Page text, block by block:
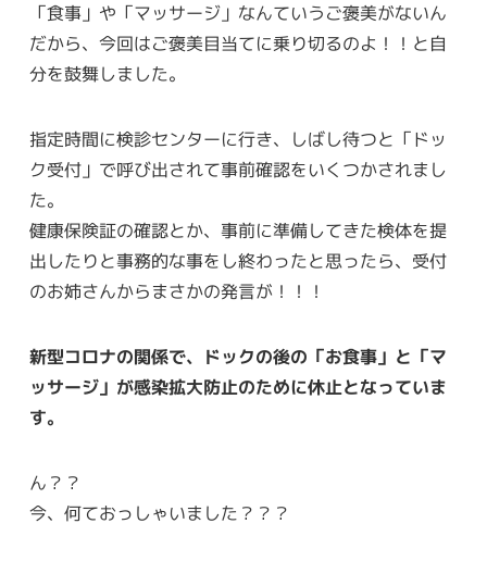
「食事」や「マッサージ」なんていうご褒美がないん
だから、今回はご褒美目当てに乗り切るのよ！！と自
分を鼓舞しました。
指定時間に検診センターに行き、しばし待つと「ドッ
ク受付」で呼び出されて事前確認をいくつかされまし
た。
健康保険証の確認とか、事前に準備してきた検体を提
出したりと事務的な事をし終わったと思ったら、受付
のお姉さんからまさかの発言が！！！
新型コロナの関係で、ドックの後の「お食事」と「マ
ッサージ」が感染拡大防止のために休止となっていま
す。
ん？？
今、何ておっしゃいました？？？